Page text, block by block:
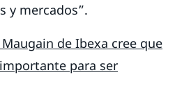
y mercados”.
de Ibexa cree que
para ser